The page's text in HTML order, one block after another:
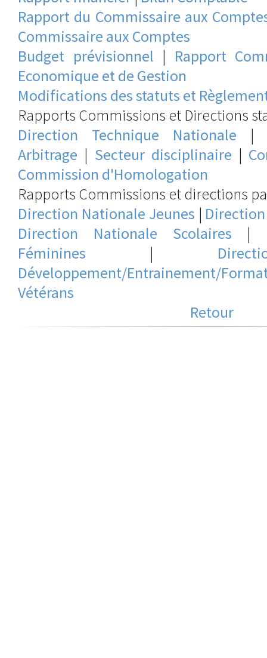
Rapport du Commissaire aux
Commissaire aux Comptes
Budget prévisionnel | Rapport
Economique et de Gestion
Modifications des statuts et
Rapports Commissions et Directions
Direction Technique Nationale |
Arbitrage | Secteur disciplinaire |
Commission d'Homologation
Rapports Commissions et directions
Direction Nationale Jeunes |
Direction Nationale Scolaires |
Féminines |
Développement/Entrainement/
Vétérans
Retour